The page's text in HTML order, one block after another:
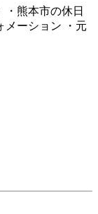
熊本市の休日
メーション ・元